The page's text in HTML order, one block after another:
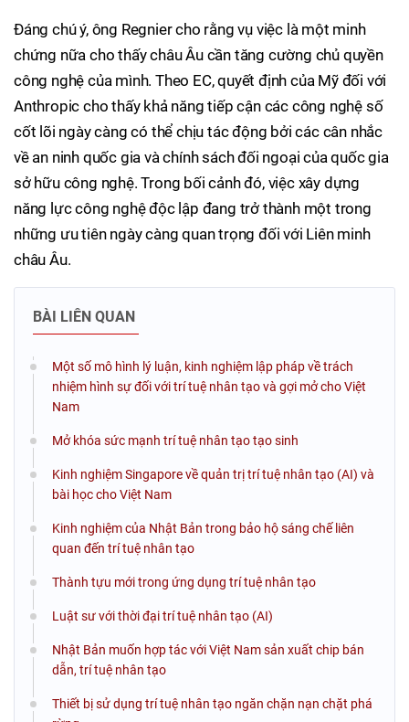
Đáng chú ý, ông Regnier cho rằng vụ việc là một minh
chứng nữa cho thấy châu Âu cần tăng cường chủ quyền
công nghệ của mình. Theo EC, quyết định của Mỹ đối với
Anthropic cho thấy khả năng tiếp cận các công nghệ số
cốt lõi ngày càng có thể chịu tác động bởi các cân nhắc
về an ninh quốc gia và chính sách đối ngoại của quốc gia
sở hữu công nghệ. Trong bối cảnh đó, việc xây dựng
năng lực công nghệ độc lập đang trở thành một trong
những ưu tiên ngày càng quan trọng đối với Liên minh
châu Âu.
BÀI LIÊN QUAN
Một số mô hình lý luận, kinh nghiệm lập pháp về trách
nhiệm hình sự đối với trí tuệ nhân tạo và gợi mở cho Việt
Nam
Mở khóa sức mạnh trí tuệ nhân tạo tạo sinh
Kinh nghiệm Singapore về quản trị trí tuệ nhân tạo (AI) và
bài học cho Việt Nam
Kinh nghiệm của Nhật Bản trong bảo hộ sáng chế liên
quan đến trí tuệ nhân tạo
Thành tựu mới trong ứng dụng trí tuệ nhân tạo
Luật sư với thời đại trí tuệ nhân tạo (AI)
Nhật Bản muốn hợp tác với Việt Nam sản xuất chip bán
dẫn, trí tuệ nhân tạo
Thiết bị sử dụng trí tuệ nhân tạo ngăn chặn nạn chặt phá